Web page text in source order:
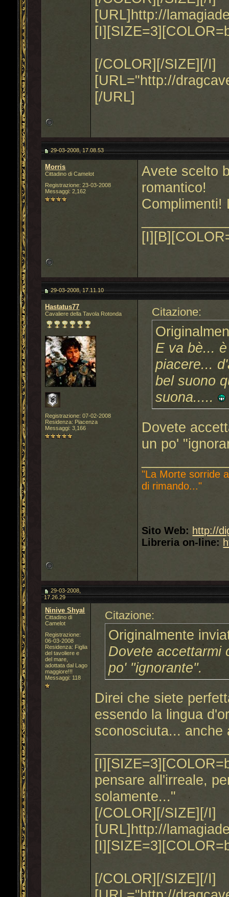
[URL]http://
[/COLOR][/SIZE][/I]
[URL="http://
[/URL]
29-03-2008, 17.08.53
Morris
Cittadino di Camelot
Registrazione: 23-03-2008
Messaggi: 2,162
Avete scelto
romantico!
Complimenti!
29-03-2008, 17.11.10
Hastatus77
Cavaliere della Tavola Rotonda
Registrazione: 07-02-2008
Residenza: Piacenza
Messaggi: 3,166
Citazione:
E va bè...
piacere...
bel suono
suona.....
Dovete
un po'
"La Morte sorride
di rimando..."
Sito Web: http://
Libreria on-line:
29-03-2008,
17.26.29
Ninive Shyal
Cittadino di
Camelot
Registrazione:
06-03-2008
Residenza: Figlia
del tavoliere e
del mare,
adottata dal Lago
maggiore!!!
Messaggi: 118
Citazione:
Originalmente
Dovete accettarmi
po' "ignorante".
Direi che siete
essendo la lingua
sconosciuta...
pensare all'irreale,
solamente..."
[/COLOR][/SIZE][/I]
[URL]http://
[/COLOR][/SIZE][/I]